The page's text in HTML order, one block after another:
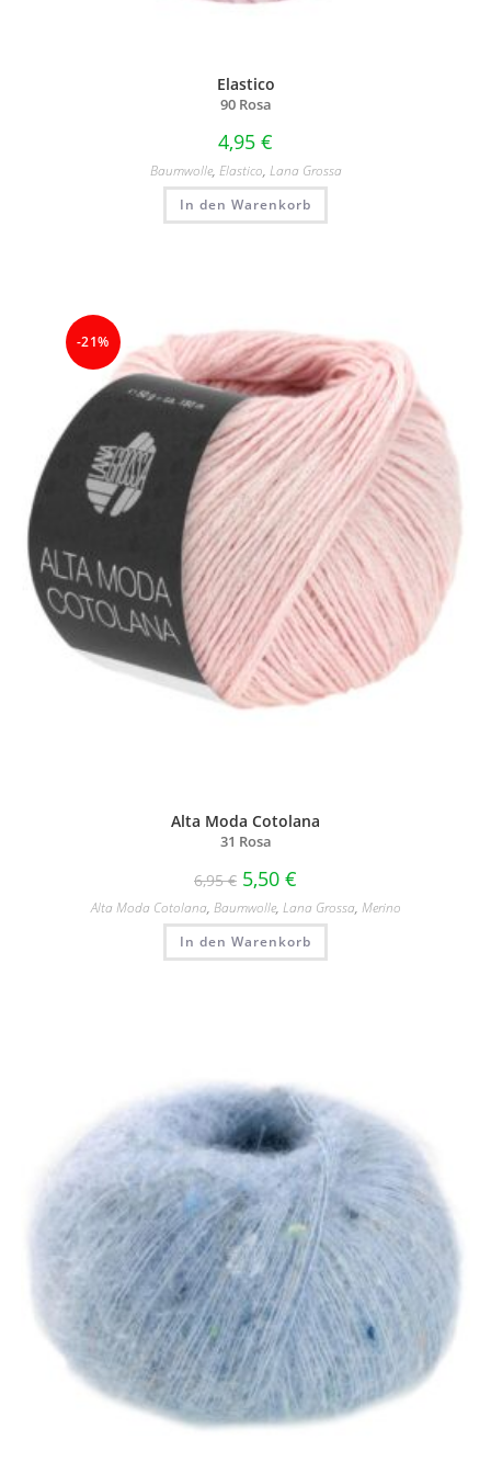
Elastico
90 Rosa
4,95 €
Baumwolle, Elastico, Lana Grossa
In den Warenkorb
-21%
Alta Moda Cotolana
31 Rosa
6,95€ 5,50 €
Alta Moda Cotolana, Baumwolle, Lana Grossa, Merino
In den Warenkorb